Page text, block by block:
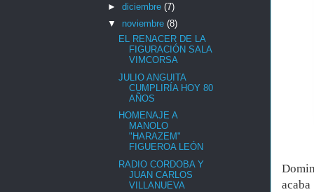
► diciembre (7)
▼ noviembre (8)
EL RENACER DE LA
FIGURACIÓN SALA
VIMCORSA
JULIO ANGUITA
CUMPLIRÍA HOY 80
AÑOS
HOMENAJE A
MANOLO
"HARAZEM"
FIGUEROA LEÓN
RADIO CORDOBA Y
JUAN CARLOS
VILLANUEVA